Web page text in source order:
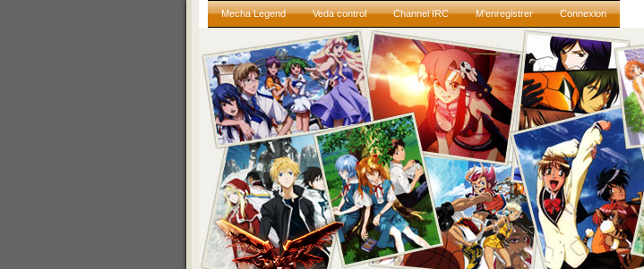
Mecha Legend Veda control Channel IRC M’enregistrer Connexion